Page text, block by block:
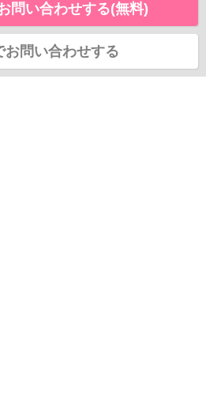
問い合わせする(無料)
お問い合わせする